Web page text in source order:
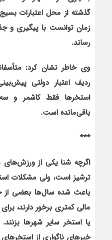
گذشته از محل اعتبارات
زمان توانست با پیگیری و
رساند.
وی خاطر نشان کرد:
ردیف اعتبار دولتی
استخرها فقط کاشمر و
باقی‌مانده است.
***
اگرچه شنا یکی از
ترشیز است، ولی مشکلات
باعث شده سال‌ها بعضی از
مالی کمتری برخور دارند،
یا استخر سایر شهرها
خبرهای ناگواری از